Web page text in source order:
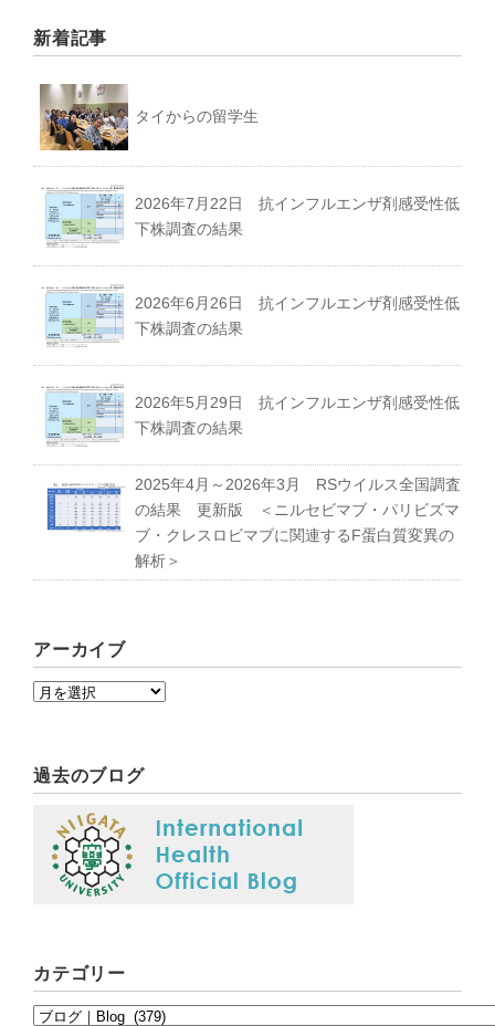
新着記事
タイからの留学生
2026年7月22日 抗インフルエンザ剤感受性低
下株調査の結果
2026年6月26日 抗インフルエンザ剤感受性低
下株調査の結果
2026年5月29日 抗インフルエンザ剤感受性低
下株調査の結果
2025年4月～2026年3月 RSウイルス全国調査
の結果 更新版 ＜ニルセビマブ・パリビズマ
ブ・クレスロビマブに関連するF蛋白質変異の
解析＞
アーカイブ
過去のブログ
カテゴリー